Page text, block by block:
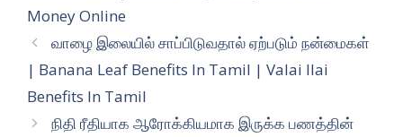
Money Online
வாழை இலையில் சாப்பிடுவதால் ஏற்படும் நன்மைகள்
| Banana Leaf Benefits In Tamil | Valai Ilai
Benefits In Tamil
நிதி ரீதியாக ஆரோக்கியமாக இருக்க பணத்தின்